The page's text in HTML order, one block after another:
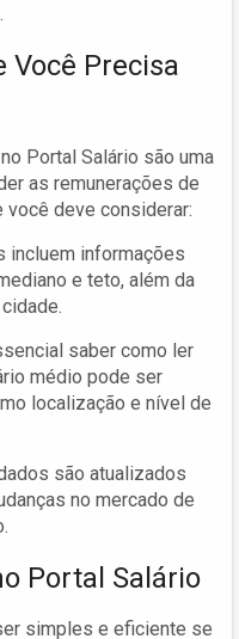
Você Precisa
Portal Salário são uma
as remunerações de
deve considerar:
incluem informações
e teto, além da
saber como ler
médio pode ser
localização e nível de
são atualizados
no mercado de
Portal Salário
simples e eficiente se